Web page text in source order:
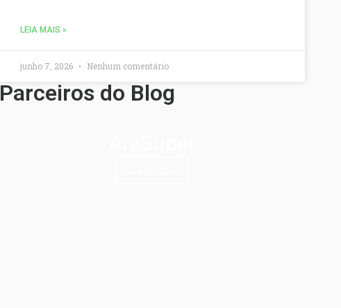
LEIA MAIS »
junho 7, 2026 Nenhum comentário
Parceiros do Blog